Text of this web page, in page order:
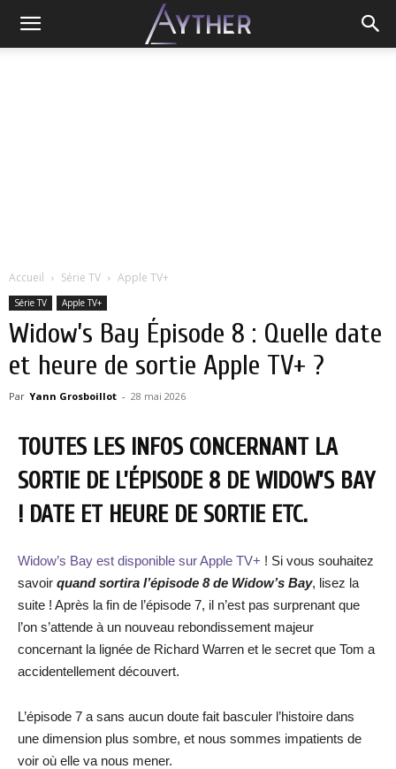
Accueil Série TV Apple TV+
Série TV Apple TV+
Widow’s Bay Épisode 8 : Quelle date
et heure de sortie Apple TV+ ?
Par Yann Grosboillot - 28 mai 2026
TOUTES LES INFOS CONCERNANT LA
SORTIE DE L’ÉPISODE 8 DE WIDOW’S BAY
! DATE ET HEURE DE SORTIE ETC.
Widow’s Bay est disponible sur Apple TV+ ! Si vous souhaitez
savoir quand sortira l’épisode 8 de Widow’s Bay, lisez la
suite ! Après la fin de l’épisode 7, il n’est pas surprenant que
l’on s’attende à un nouveau rebondissement majeur
concernant la lignée de Richard Warren et le secret que Tom a
accidentellement découvert.
L’épisode 7 a sans aucun doute fait basculer l’histoire dans
une dimension plus sombre, et nous sommes impatients de
voir où elle va nous mener.